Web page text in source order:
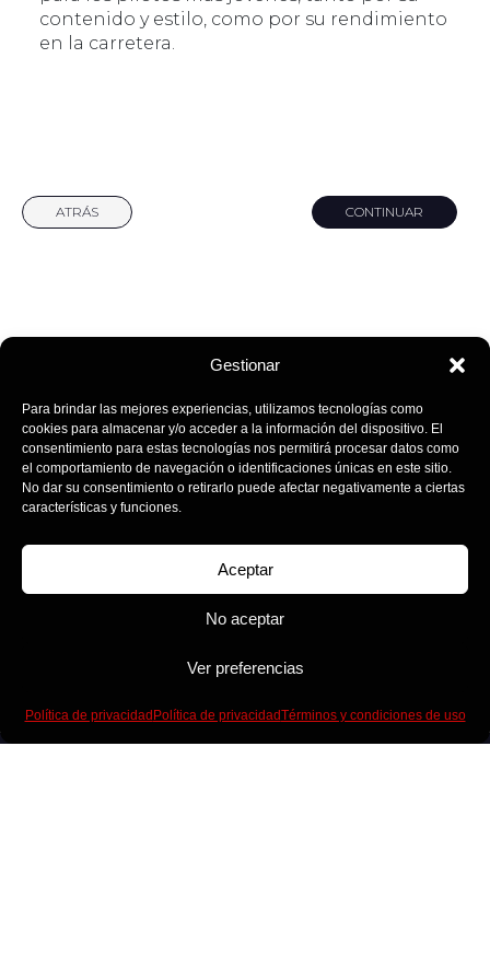
Gestionar
Para brindar las mejores experiencias, utilizamos tecnologías como
cookies para almacenar y/o acceder a la información del dispositivo. El
consentimiento para estas tecnologías nos permitirá procesar datos como
el comportamiento de navegación o identificaciones únicas en este sitio.
No dar su consentimiento o retirarlo puede afectar negativamente a ciertas
características y funciones.
Aceptar
No aceptar
Ver preferencias
Política de privacidad Política de privacidadTérminos y condiciones de uso
contenido y estilo, como por su rendimiento
en la carretera.
ATRÁS CONTINUAR